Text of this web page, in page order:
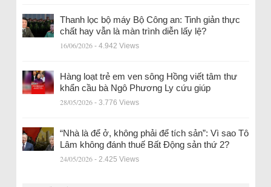
Thanh lọc bộ máy Bộ Công an: Tinh giản thực
chất hay vẫn là màn trình diễn lấy lệ?
16/06/2026 - 4.942 Views
Hàng loạt trẻ em ven sông Hồng viết tâm thư
khẩn cầu bà Ngô Phương Ly cứu giúp
28/05/2026 - 3.776 Views
“Nhà là để ở, không phải để tích sản”: Vì sao Tô
Lâm không đánh thuế Bất Động sản thứ 2?
24/05/2026 - 2.425 Views